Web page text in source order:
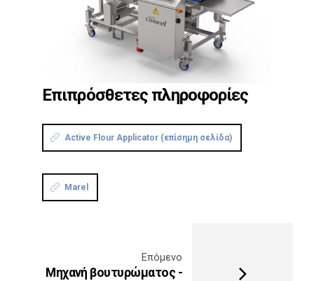
Επιπρόσθετες πληροφορίες
Active Flour Applicator (επίσημη σελίδα)
Marel
Επόμενο
Mηχανή βουτυρώματος -